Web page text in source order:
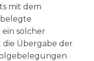
mit dem
solcher
Übergabe der